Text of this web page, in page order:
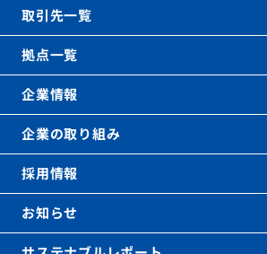
取引先一覧
拠点一覧
企業情報
企業の取り組み
採用情報
お知らせ